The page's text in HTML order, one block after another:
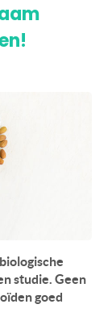
studie. Geen
goed